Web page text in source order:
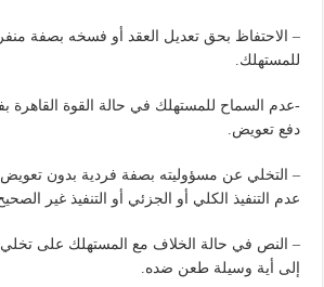
– الاحتفاظ بحق تعديل العقد أو فسخه بصفة
للمستهلك.
-عدم السماح للمستهلك في حالة القوة القاهرة
دفع تعويض.
– التخلي عن مسؤوليته بصفة فردية بدون
عدم التنفيذ الكلي أو الجزئي أو التنفيذ غير الصحيح
– النص في حالة الخلاف مع المستهلك على تخلي
إلى أية وسيلة طعن ضده.